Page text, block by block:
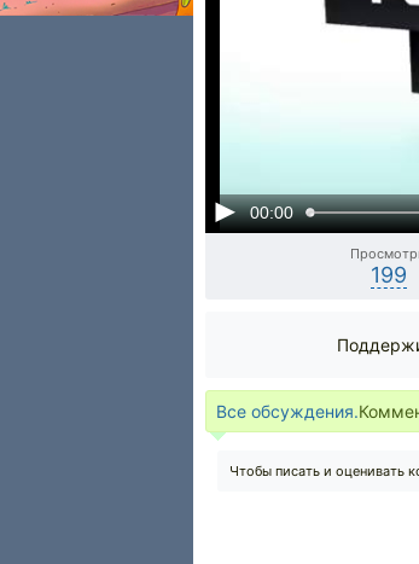
00:00
199
Все обсуждения.
Чтобы писать и оценивать